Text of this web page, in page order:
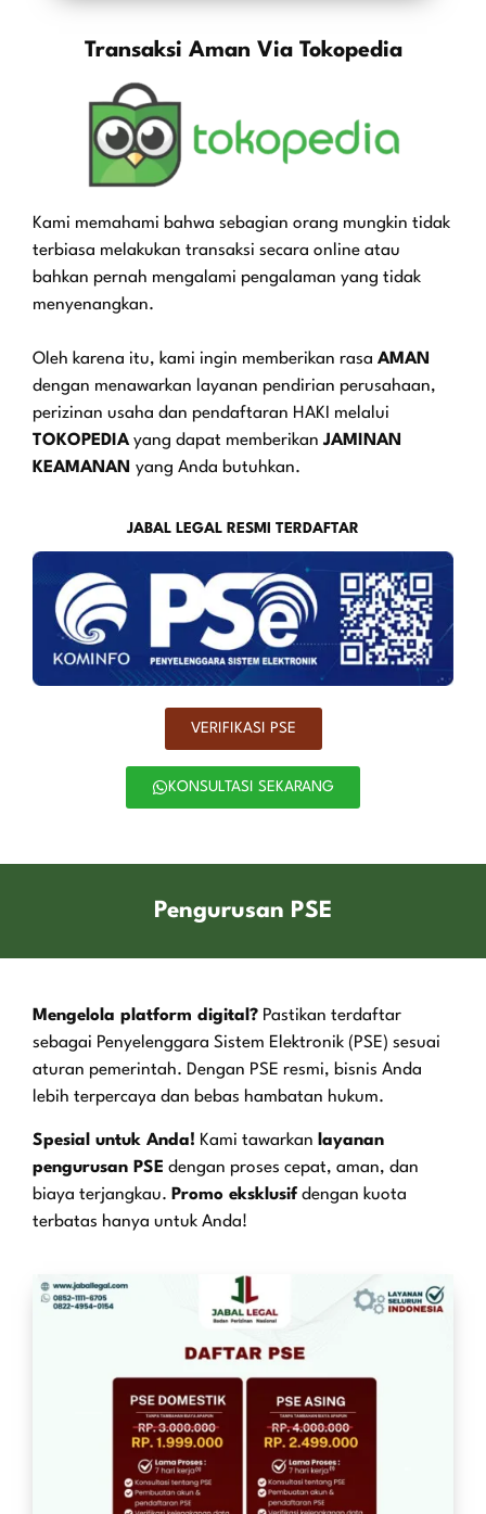
Transaksi Aman Via Tokopedia
Kami memahami bahwa sebagian orang mungkin tidak
terbiasa melakukan transaksi secara online atau
bahkan pernah mengalami pengalaman yang tidak
menyenangkan.
Oleh karena itu, kami ingin memberikan rasa AMAN
dengan menawarkan layanan pendirian perusahaan,
perizinan usaha dan pendaftaran HAKI melalui
TOKOPEDIAyang dapat memberikan JAMINAN
KEAMANAN yang Anda butuhkan.
JABAL LEGAL RESMI TERDAFTAR
VERIFIKASI PSE
KONSULTASI SEKARANG
Pengurusan PSE
Mengelola platform digital? Pastikan terdaftar
sebagai Penyelenggara Sistem Elektronik (PSE) sesuai
aturan pemerintah. Dengan PSE resmi, bisnis Anda
lebih terpercaya dan bebas hambatan hukum.
Spesial untuk Anda! Kami tawarkan layanan
pengurusan PSE dengan proses cepat, aman, dan
biaya terjangkau. Promo eksklusif dengan kuota
terbatas hanya untuk Anda!